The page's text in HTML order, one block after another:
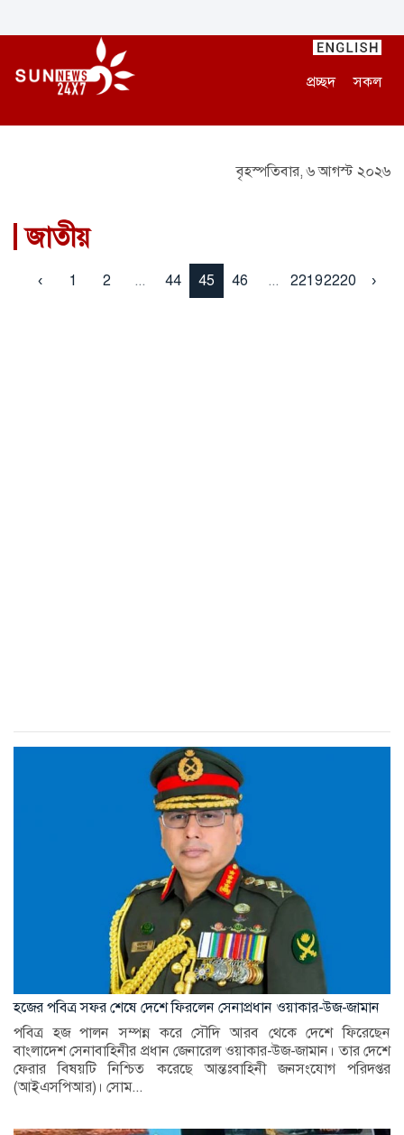
প্রচ্ছদ সকল
বৃহস্পতিবার, ৬ আগস্ট ২০২৬
জাতীয়
‹ 1 2 ... 44 45 46 ... 22192220 ›
হজের পবিত্র সফর শেষে দেশে ফিরলেন সেনাপ্রধান ওয়াকার-উজ-জামান
পবিত্র হজ পালন সম্পন্ন করে সৌদি আরব থেকে দেশে ফিরেছেন
বাংলাদেশ সেনাবাহিনীর প্রধান জেনারেল ওয়াকার-উজ-জামান। তার দেশে
ফেরার বিষয়টি নিশ্চিত করেছে আন্তঃবাহিনী জনসংযোগ পরিদপ্তর
(আইএসপিআর)। সোম...